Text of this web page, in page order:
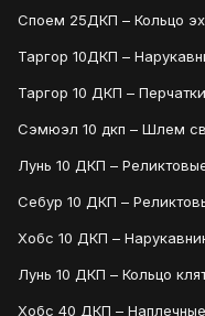
Споем 25ДКП – Кольцо
Таргор 10ДКП –
Таргор 10 ДКП –
Сэмюэл 10 дкп – Шлем
Лунь 10 ДКП –
Себур 10 ДКП –
Хобс 10 ДКП –
Лунь 10 ДКП – Кольцо
Хобс 40 ДКП –